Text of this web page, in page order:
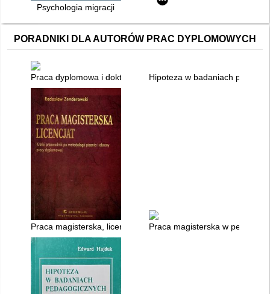
Psychologia migracji
PORADNIKI DLA AUTORÓW PRAC DYPLOMOWYCH
Praca dyplomowa i doktorska : zdobycie promotora, pisanie
Hipoteza w badaniach
Praca magisterska, licencjat : krótki przewodnik po
Praca magisterska w